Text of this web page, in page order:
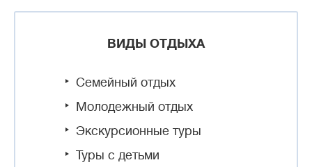
ВИДЫ ОТДЫХА
Семейный отдых
Молодежный отдых
Экскурсионные туры
Туры с детьми